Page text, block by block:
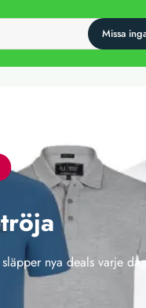
nya deals varje